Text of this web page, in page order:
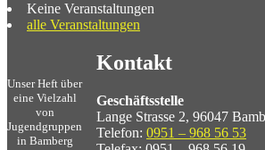
Keine Veranstaltungen
alle Veranstaltungen
Unser Heft über
eine Vielzahl
von
Jugendgruppen
in Bamberg
Kontakt
Geschäftsstelle
Lange Strasse 2, 96047
Telefon: 0951 – 968 56 53